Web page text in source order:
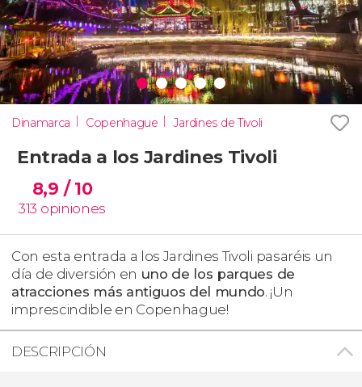
Dinamarca Copenhague Jardines de Tivoli
Entrada a los Jardines Tivoli
8,9 / 10
313 opiniones
Con esta entrada a los Jardines Tivoli pasaréis un
día de diversión en uno de los parques de
atracciones más antiguos del mundo. ¡Un
imprescindible en Copenhague!
DESCRIPCIÓN